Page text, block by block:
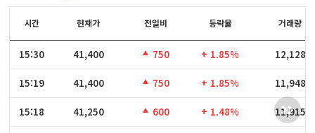
시간
15:30
15:19
15:18
시간 현재가 전일비 등락율 거래량
15:30 41,400 750 + 1.85% 12,128
15:19 41,400 750 + 1.85% 11,948
15:18 41,250 600 + 1.48% 11,915